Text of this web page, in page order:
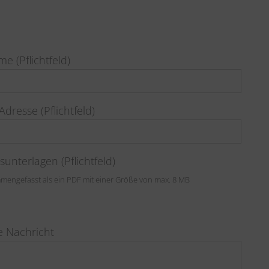
(Pflichtfeld)
(Pflichtfeld)
(Pflichtfeld)
als ein PDF mit einer Größe von max. 8 MB
Nachricht